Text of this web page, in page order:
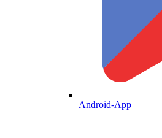
Android-App